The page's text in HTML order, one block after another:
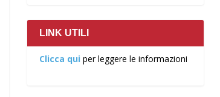
LINK UTILI
Clicca qui per leggere le informazioni